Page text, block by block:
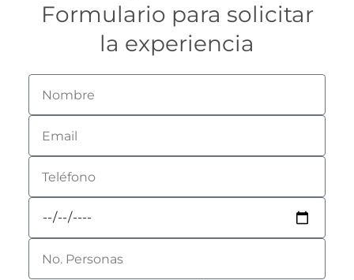
Formulario para solicitar
la experiencia